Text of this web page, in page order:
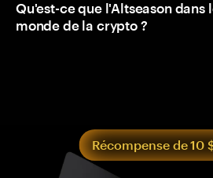
Qu'est-ce que l'Altseason dans
monde de la crypto ?
Récompense de 10